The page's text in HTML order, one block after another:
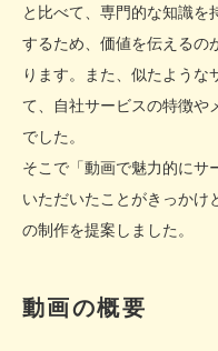
と比べて、専門的な知識を
するため、価値を伝えるの
ります。また、似たような
て、自社サービスの特徴や
でした。
そこで「動画で魅力的にサ
いただいたことがきっかけ
の制作を提案しました。
動画の概要